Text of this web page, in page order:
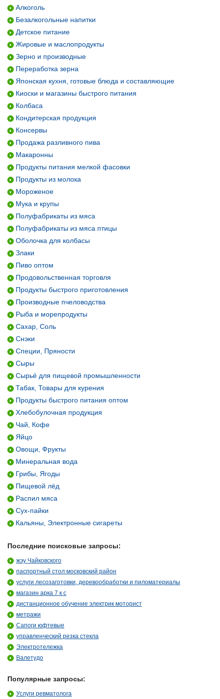
Алкоголь
Безалкогольные напитки
Детское питание
Жировые и маслопродукты
Зерно и производные
Переработка зерна
Японская кухня, готовые блюда и составляющие
Киоски и магазины быстрого питания
Колбаса
Кондитерская продукция
Консервы
Продажа разливного пива
Макаронны
Продукты питания мелкой фасовки
Продукты из молока
Мороженое
Мука и крупы
Полуфабрикаты из мяса
Полуфабрикаты из мяса птицы
Оболочка для колбасы
Злаки
Пиво оптом
Продовольственная торговля
Продукты быстрого приготовления
Производные пчеловодства
Рыба и морепродукты
Сахар, Соль
Снэки
Специи, Пряности
Сыры
Сырьё для пищевой промышленности
Табак, Товары для курения
Продукты быстрого питания оптом
Хлебобулочная продукция
Чай, Кофе
Яйцо
Овощи, Фрукты
Минеральная вода
Грибы, Ягоды
Пищевой лёд
Распил мяса
Сух-пайки
Кальяны, Электронные сигареты
Последние поисковые запросы:
жэу Чайковского
паспортный стол московский район
услуги лесозаготовки, деревообработки и пиломатериалы
магазин арка 7 к с
дистанционное обучение электрик моторист
метражи
Сапоги юфтевые
управленческий резка стекла
Электротележка
Валетудо
Популярные запросы:
Услуги ревматолога